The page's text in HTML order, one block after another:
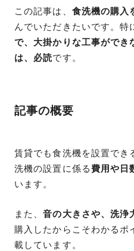
この記事は、 食洗機の購入
んでいただきたいです。特
で、大掛かりな工事ができ
は、必読です。
記事の概要
賃貸でも食洗機を設置でき
洗機の設置に係る費用や日
います。
また、音の大きさや、洗浄
購入したからこそわかるポ
載しています。